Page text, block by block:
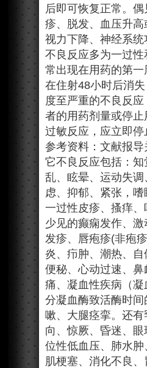
后即可恢复正常。
疹、脱发、血压升高
视力下降、神经系统
不良反应多为一过性
常出现在用药的第
在住射48小时后消
度至严重的不良反
者的用药剂量或停
过敏反应，应立即停
参考资料：文献报
它不良反应包括：
乱、眩晕、运动失
虑、抑郁、紧张，嗜
一过性皮疹、搔痒、
少见的癫痫发作、
发疹、唇疱疹(非疱
炎、疖肿、潮热、自
便秘、心动过速、
痛、凝血性疾病（
分凝血酶致活酶时
嗽、大腿痉挛。还
向、惊厥、昏迷、
位性低血压、肺水
肌梗塞、消化不良